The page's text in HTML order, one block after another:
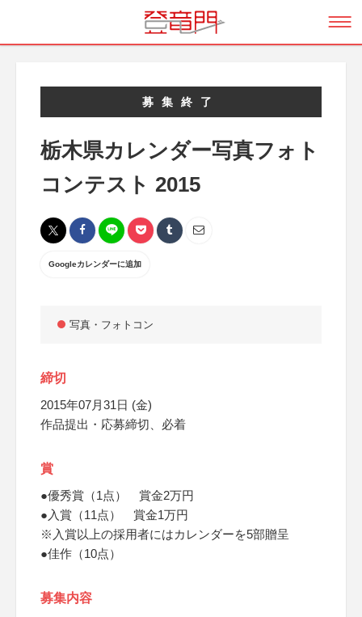
募集終了
栃木県カレンダー写真フォト
コンテスト 2015
Googleカレンダーに追加
写真・フォトコン
締切
2015年07月31日 (金)
作品提出・応募締切、必着
賞
●優秀賞（1点） 賞金2万円
●入賞（11点） 賞金1万円
※入賞以上の採用者にはカレンダーを5部贈呈
●佳作（10点）
募集内容